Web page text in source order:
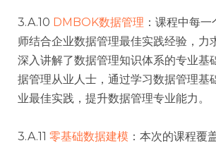
3.A.10 DMBOK数据管理 ：课程中每
师结合企业数据管理最佳实践经验，力
深入讲解了数据管理知识体系的专业基
据管理从业人士，通过学习数据管理基
业最佳实践，提升数据管理专业能力。
3.A.11 零基础数据建模 ：本次的课程覆